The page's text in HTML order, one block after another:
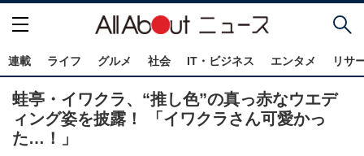
連載 ライフ グルメ 社会 IT・ビジネス エンタメ リサ
蛙亭・イワクラ、“推し色”の真っ赤なウエデ
ィング姿を披露！ 「イワクラさん可愛かっ
た…！」